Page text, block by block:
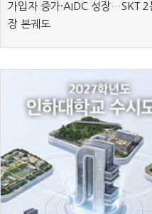
가입자 증가·AIDC 성장…SKT 2
장 본궤도